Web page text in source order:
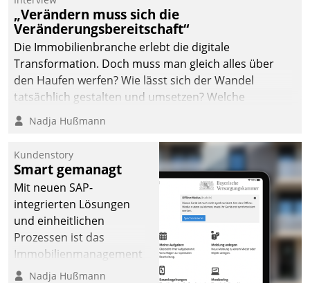
Mitteilungen zum
Heizungs- und
Wasserverbrauch gehen
automatisiert, vollständig
und auf Wunsch über
mehrere zuvor
Kommunikationswege bei
„Verändern muss sich die
Veränderungsbereitschaft“
Die Immobilienbranche erlebt die digitale
Transformation. Doch muss man gleich alles über
den Haufen werfen? Wie lässt sich der Wandel
tatsächlich gestalten und umsetzen? Welche
Argumente zählen wirklich?
Nadja Hußmann
Kundenstory
Smart gemanagt
Mit neuen SAP-
integrierten Lösungen
und einheitlichen
Prozessen ist das
Immobilienmanagement
der Bayerischen
Nadja Hußmann